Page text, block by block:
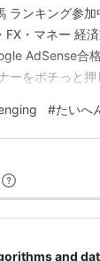
ランキング参
FX・マネー 経
AdSense合
ーをポチっと
ランキング
#たいへ
and